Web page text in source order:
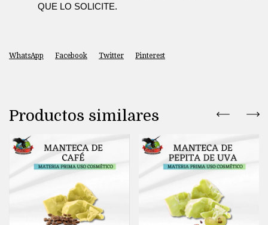
QUE LO SOLICITE.
WhatsApp Facebook Twitter Pinterest
Productos similares